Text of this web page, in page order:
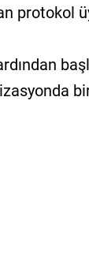
protokol